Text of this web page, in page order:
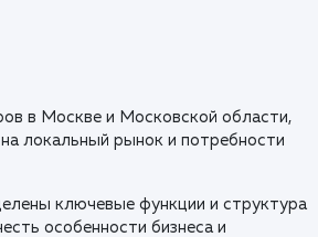
в Москве и Московской области,
локальный рынок и потребности
ключевые функции и структура
особенности бизнеса и